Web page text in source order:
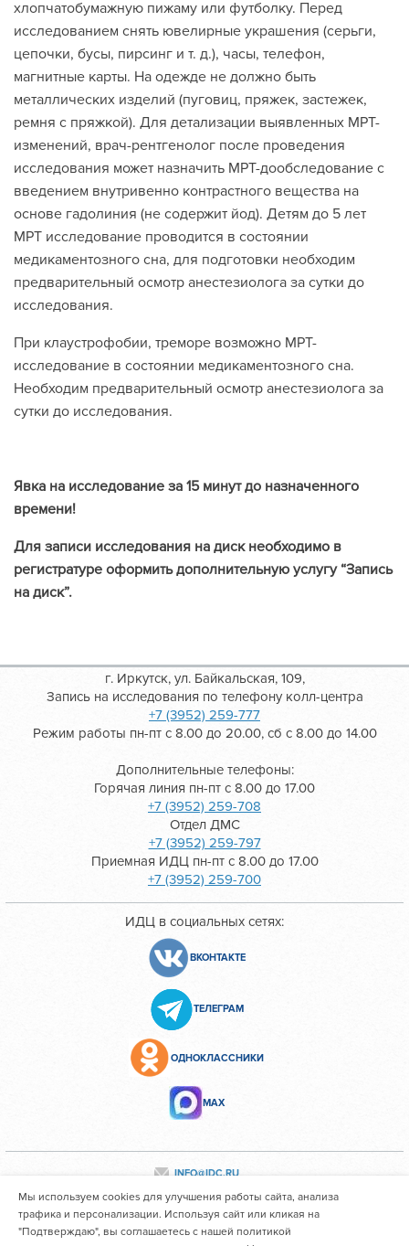
хлопчатобумажную пижаму или футболку. Перед
исследованием снять ювелирные украшения (серьги,
цепочки, бусы, пирсинг и т. д.), часы, телефон,
магнитные карты. На одежде не должно быть
металлических изделий (пуговиц, пряжек, застежек,
ремня с пряжкой). Для детализации выявленных МРТ-
изменений, врач-рентгенолог после проведения
исследования может назначить МРТ-дообследование с
введением внутривенно контрастного вещества на
основе гадолиния (не содержит йод). Детям до 5 лет
МРТ исследование проводится в состоянии
медикаментозного сна, для подготовки необходим
предварительный осмотр анестезиолога за сутки до
исследования.
При клаустрофобии, треморе возможно МРТ-
исследование в состоянии медикаментозного сна.
Необходим предварительный осмотр анестезиолога за
сутки до исследования.
Явка на исследование за 15 минут до назначенного
времени!
Для записи исследования на диск необходимо в
регистратуре оформить дополнительную услугу “Запись
на диск”.
г. Иркутск, ул. Байкальская, 109,
Запись на исследования по телефону колл-центра
+7 (3952) 259-777
Режим работы пн-пт с 8.00 до 20.00, сб с 8.00 до 14.00
Дополнительные телефоны:
Горячая линия пн-пт с 8.00 до 17.00
+7 (3952) 259-708
Отдел ДМС
+7 (3952) 259-797
Приемная ИДЦ пн-пт с 8.00 до 17.00
+7 (3952) 259-700
ИДЦ в социальных сетях:
ВКОНТАКТЕ
ТЕЛЕГРАМ
ОДНОКЛАССНИКИ
МАХ
INFO@IDC.RU
Все персональные данные сотрудников размещены с их
Мы используем cookies для улучшения работы сайта, анализа
трафика и персонализации. Используя сайт или кликая на
"Подтверждаю", вы соглашаетесь с нашей политикой